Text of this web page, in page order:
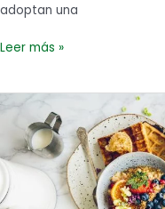
adoptan una
Leer más »
Ideas
desayunos
veganos
rápidos,
sencillos